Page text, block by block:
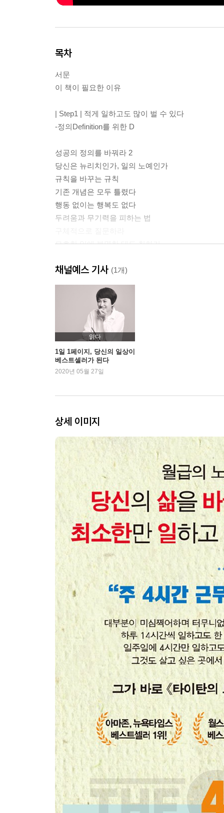
목차
서문
이 책이 필요한 이유
| Step1 | 적게 일하고도 많이 벌 수 있다
-정의Definition를 위한 D
성공의 정의를 바꿔라 2
당신은 뉴리치인가, 일의 노예인가
규칙을 바꾸는 규칙
기존 개념은 모두 틀렸다
행동 없이는 행복도 없다
두려움과 무기력을 피하는 법
모호한 일에 분명한 태도 취하기
| Step2 | 단순함이 답이다
-제거Elimination를 위한 E
시간 관리는 이제 그만!
효과적으로 일하기
과도한 정보를 끊는 법
현명할수록 무시하고 넘어간다
거절하는 기술
나를 방해하지 못하게 하는 법
인생을 아웃소싱하라
지겨운 일은 맡기고 행복해지기
수입 자동화 과정 1
뮤즈를 찾아서
수입 자동화 과정 2
뮤즈 테스트하기
수입 자동화 과정 3
경영은 필요 없다
| Step4 | 원할 때 일하고, 살고 싶은 곳에서 산다
-해방Liberation을 위한 L
사무실에서 탈출하는 법
원하는 곳에서 일한다
개선의 여지가 없다면 직장을 버려라
퇴사는 승자가 되는 길
삶의 중간에 떠나는 미니 은퇴
여행하는 라이프스타일 터득하기
일을 없앤 후 공허함 채우기
인생에 생기 불어넣기
뉴리치가 많이 하는 실수 13가지
마지막으로 중요한 이야기들
주 4시간 일하며 살기
꼭 읽어야 하는 이메일
몇 가지 중요한 읽을거리
감사의 말
옮긴이의 말
채널예스 기사 (1개)
읽다
1일 1페이지, 당신의 일상이
베스트셀러가 된다
2020년 05월 27일
상세 이미지